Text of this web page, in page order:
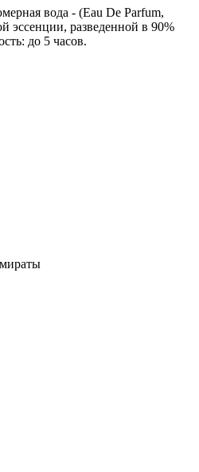
вода - (Eau De Parfum,
эссенции, разведенной в 90%
до 5 часов.